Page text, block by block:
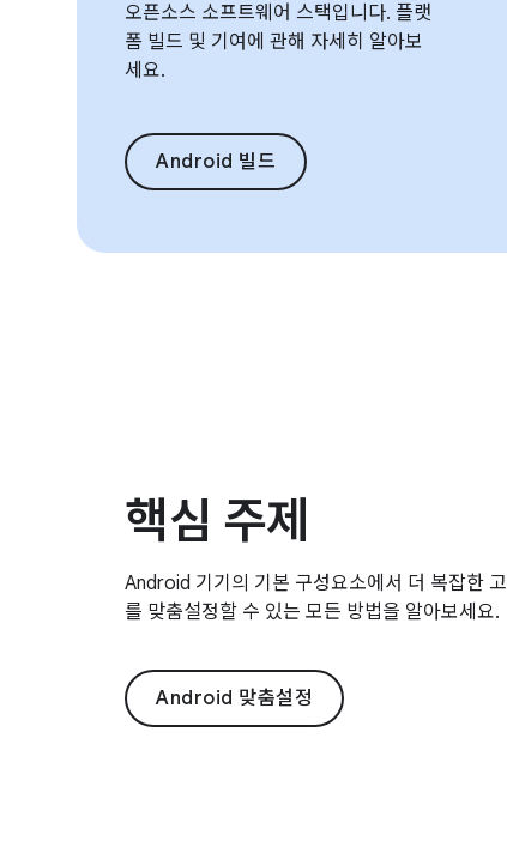
오픈소스 소프트웨어 스택입니다. 플랫
폼 빌드 및 기여에 관해 자세히 알아보
세요.
Android 빌드
핵심 주제
Android 기기의 기본 구성요소에서 더 복잡한
를 맞춤설정할 수 있는 모든 방법을 알아보세요.
Android 맞춤설정